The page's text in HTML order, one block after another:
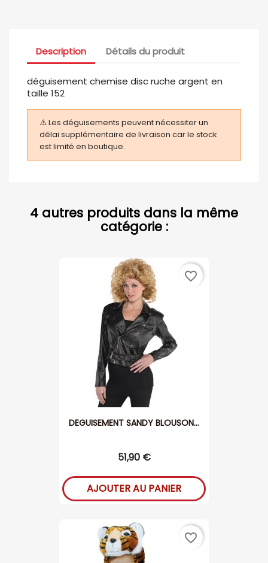
Description Détails du produit
déguisement chemise disc ruche argent en
taille 152
⚠️ Les déguisements peuvent nécessiter un
délai supplémentaire de livraison car le stock
est limité en boutique.
4 autres produits dans la même
catégorie :
DEGUISEMENT SANDY BLOUSON...
51,90 €
AJOUTER AU PANIER
favorite_border
favorite_border